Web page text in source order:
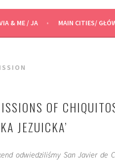
& ME / JA MAIN CITIES/
OF
JEZUICKA’
odwiedziliśmy San Javier de